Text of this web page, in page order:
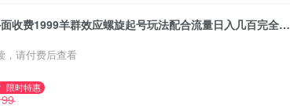
最新快手播剧外面收费1999羊群效应螺旋起号玩法配合流量日入几百完全不是问题
，请付费后查看
限时特惠
99